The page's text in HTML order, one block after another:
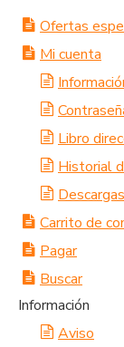
Ofertas
Mi cuenta
Libro
Historial
Descargas
Carrito de
Pagar
Buscar
Información
Aviso